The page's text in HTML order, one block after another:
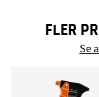
FLER
Se